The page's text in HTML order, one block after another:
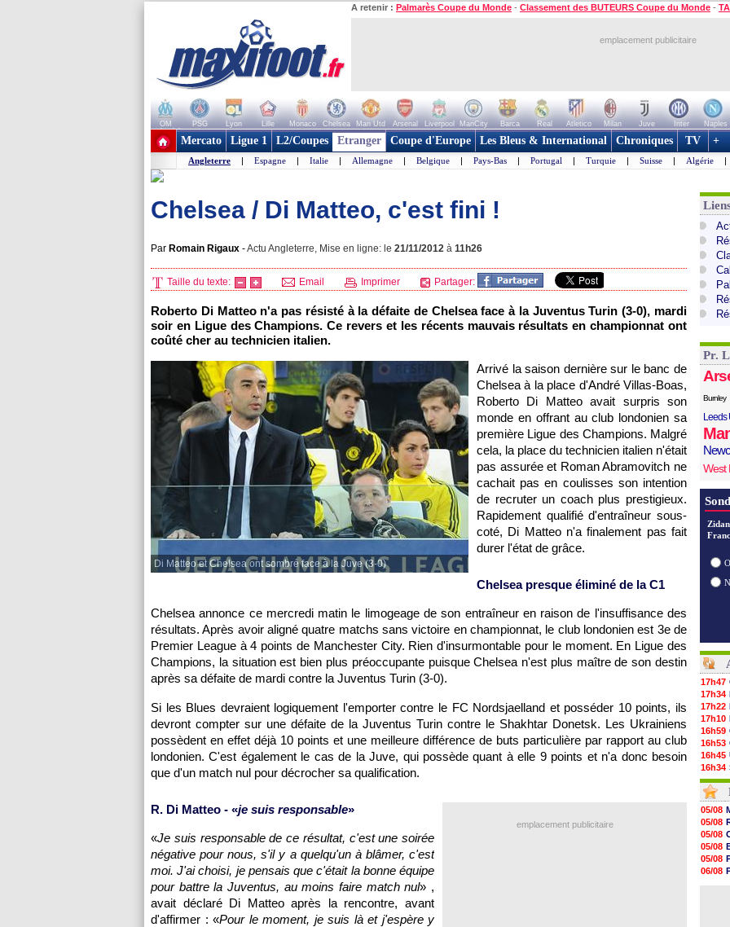
A retenir : Palmarès Coupe du Monde - Classement des BUTEURS Coupe du Monde -
emplacement publicitaire
OM PSG Lyon Lille Monaco Chelsea Man Utd Arsenal Liverpool ManCity Barca Real Atletico Milan Juve Inter Naples
+ de clubs
Mercato Ligue 1 L2/Coupes Etranger Coupe d'Europe Les Bleus & International Chroniques TV +
Angleterre | Espagne | Italie | Allemagne | Belgique | Pays-Bas | Portugal | Turquie | Suisse | Algérie |
Chelsea / Di Matteo, c'est fini !
Par Romain Rigaux -Actu Angleterre, Mise en ligne: le 21/11/2012 à 11h26
Taille du texte: Email Imprimer Partager:
Roberto Di Matteo n'a pas résisté à la défaite de Chelsea face à la Juventus Turin (3-0), mardi
soir en Ligue des Champions. Ce revers et les récents mauvais résultats en championnat ont
coûté cher au technicien italien.
Di Matteo et Chelsea ont sombré face à la Juve (3-0)
Arrivé la saison dernière sur le banc de
Chelsea à la place d'André Villas-Boas,
Roberto Di Matteo avait surpris son
monde en offrant au club londonien sa
première Ligue des Champions. Malgré
cela, la place du technicien italien n'était
pas assurée et Roman Abramovitch ne
cachait pas en coulisses son intention
de recruter un coach plus prestigieux.
Rapidement qualifié d'entraîneur sous-
coté, Di Matteo n'a finalement pas fait
durer l'état de grâce.
Chelsea presque éliminé de la C1
Chelsea annonce ce mercredi matin le limogeage de son entraîneur en raison de l'insuffisance des
résultats. Après avoir aligné quatre matchs sans victoire en championnat, le club londonien est 3e de
Premier League à 4 points de Manchester City. Rien d'insurmontable pour le moment. En Ligue des
Champions, la situation est bien plus préoccupante puisque Chelsea n'est plus maître de son destin
après sa défaite de mardi contre la Juventus Turin (3-0).
Si les Blues devraient logiquement l'emporter contre le FC Nordsjaelland et posséder 10 points, ils
devront compter sur une défaite de la Juventus Turin contre le Shakhtar Donetsk. Les Ukrainiens
possèdent en effet déjà 10 points et une meilleure différence de buts particulière par rapport au club
londonien. C'est également le cas de la Juve, qui possède quant à elle 9 points et n'a donc besoin
que d'un match nul pour décrocher sa qualification.
emplacement publicitaire
R. Di Matteo - «je suis responsable»
«Je suis responsable de ce résultat, c'est une soirée
négative pour nous, s'il y a quelqu'un à blâmer, c'est
moi. J'ai choisi, je pensais que c'était la bonne équipe
pour battre la Juventus, au moins faire match nul» ,
avait déclaré Di Matteo après la rencontre, avant
d'affirmer : «Pour le moment, je suis là et j'espère y
Pr.
Burnley
Leeds
West
17h47
17h34
17h22
17h10
16h59
16h53
16h45
16h34
16h21
16h04
15h50
15h40
15h18
15h01
14h46
14h25
14h12
05/08
05/08
05/08
05/08
05/08
06/08